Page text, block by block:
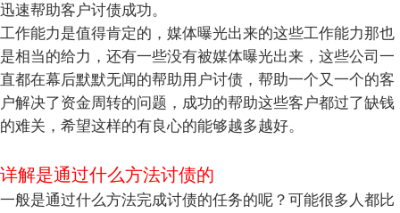
迅速帮助客户讨债成功。
工作能力是值得肯定的，媒体曝光出来的这些工作能力那也
是相当的给力，还有一些没有被媒体曝光出来，这些公司一
直都在幕后默默无闻的帮助用户讨债，帮助一个又一个的客
户解决了资金周转的问题，成功的帮助这些客户都过了缺钱
的难关，希望这样的有良心的能够越多越好。
详解是通过什么方法讨债的
一般是通过什么方法完成讨债的任务的呢？可能很多人都比